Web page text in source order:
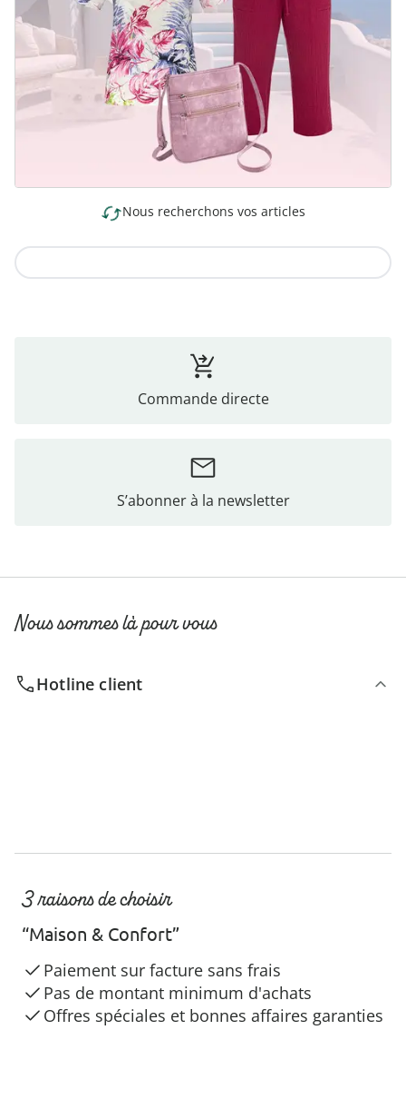
Nous recherchons vos articles
Commande directe
S’abonner à la newsletter
Nous sommes là pour vous
Hotline client
3 raisons de choisir
“Maison & Confort”
Paiement sur facture sans frais
Pas de montant minimum d'achats
Offres spéciales et bonnes affaires garanties